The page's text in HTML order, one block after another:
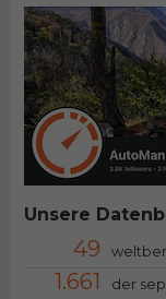
Unsere
49
1.661 der